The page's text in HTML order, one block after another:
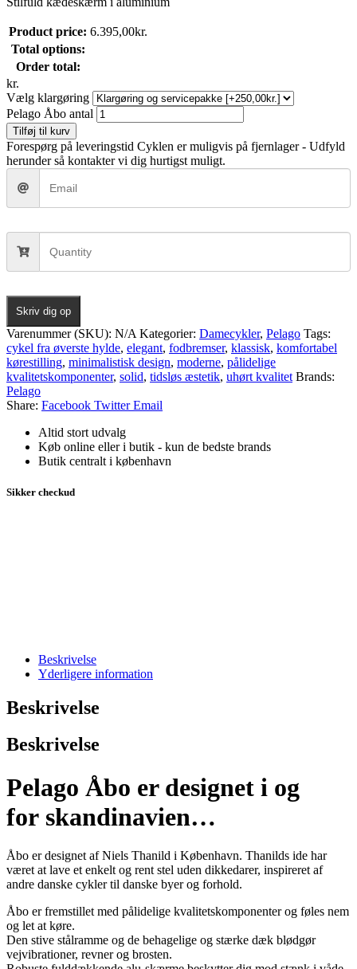
Product price: 6.395,00kr.
Total options:
Order total:
kr.
Vælg klargøring
Pelago Åbo antal
Tilføj til kurv
Forespørg på leveringstid Cyklen er muligvis på fjernlager - Udfyld
herunder så kontakter vi dig hurtigst muligt.
Skriv dig op
Varenummer (SKU): N/A Kategorier: Damecykler, Pelago Tags:
cykel fra øverste hylde, elegant, fodbremser, klassisk, komfortabel
kørestilling, minimalistisk design, moderne, pålidelige
kvalitetskomponenter, solid, tidsløs æstetik, uhørt kvalitet Brands:
Pelago
Share: Facebook Twitter Email
Altid stort udvalg
Køb online eller i butik - kun de bedste brands
Butik centralt i københavn
Sikker checkud
Beskrivelse
Yderligere information
Beskrivelse
Beskrivelse
Pelago Åbo er designet i og
for skandinavien…
Åbo er designet af Niels Thanild i København. Thanilds ide har
været at lave et enkelt og rent stel uden dikkedarer, inspireret af
andre danske cykler til danske byer og forhold.
Åbo er fremstillet med pålidelige kvalitetskomponenter og føles nem
og let at køre.
Den stive stålramme og de behagelige og stærke dæk blødgør
vejvibrationer, revner og brosten.